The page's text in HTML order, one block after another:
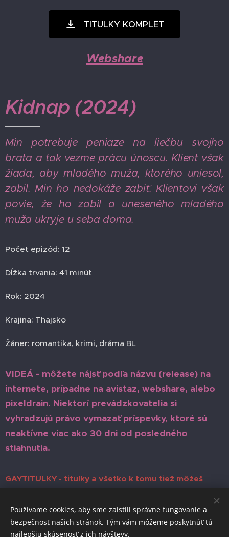
TITULKY KOMPLET
Webshare
Kidnap (2024)
Min potrebuje peniaze na liečbu svojho
brata a tak vezme prácu únoscu. Klient však
žiada, aby mladého muža, ktorého uniesol,
zabil. Min ho nedokáže zabiť. Klientovi však
povie, že ho zabil a uneseného mladého
muža ukryje u seba doma.
Počet epizód: 12
Dĺžka trvania: 41 minút
Rok: 2024
Krajina: Thajsko
Žáner: romantika, krimi, dráma BL
VIDEÁ - môžete nájsť podľa názvu (release) na
internete, prípadne na avistaz, webshare, alebo
pixeldrain. Niektorí prevádzkovatelia si
vyhradzujú právo vymazať príspevky, ktoré sú
neaktívne viac ako 30 dni od posledného
stiahnutia.
GAYTITULKY - titulky a všetko k tomu tiež môžeš
Používame cookies, aby sme zaistili správne fungovanie a
bezpečnosť našich stránok. Tým vám môžeme poskytnúť tú
najlepšiu skúsenosť z ich návštevy.